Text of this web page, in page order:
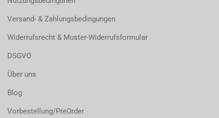
Versand- & Zahlungsbedingungen
Widerrufsrecht & Muster-Widerrufsformular
DSGVO
Über uns
Blog
Vorbestellung/PreOrder